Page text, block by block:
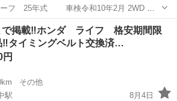
アルミ キーレス バックカメラ付純正オーディオ（CD不良） ...
橋駅
で掲載‼️ホンダ ライフ 格安期間限
‼️タイミングベルト交換済…
その他
駅
8月4日